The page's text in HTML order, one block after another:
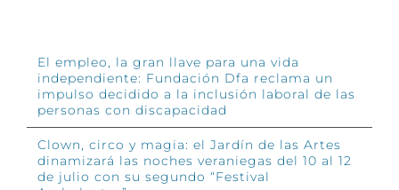
El empleo, la gran llave para una vida
independiente: Fundación Dfa reclama un
impulso decidido a la inclusión laboral de las
personas con discapacidad
Clown, circo y magia: el Jardín de las Artes
dinamizará las noches veraniegas del 10 al 12
de julio con su segundo “Festival